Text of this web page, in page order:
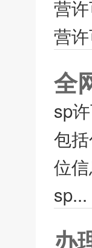
营
营
全
sp
包
位
sp...
办